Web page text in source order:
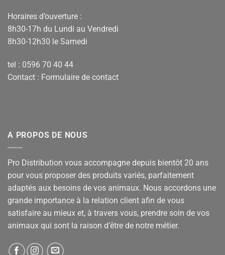
Horaires d’ouverture :
8h30-17h du Lundi au Vendredi
8h30-12h30 le Samedi
tel : 0596 70 40 44
Contact : Formulaire de contact
A PROPOS DE NOUS
Pro Distribution vous accompagne depuis bientôt 20 ans
pour vous proposer des produits variés, parfaitement
adaptés aux besoins de vos animaux. Nous accordons une
grande importance à la relation client afin de vous
satisfaire au mieux et, à travers vous, prendre soin de vos
animaux qui sont la raison d’être de notre métier.